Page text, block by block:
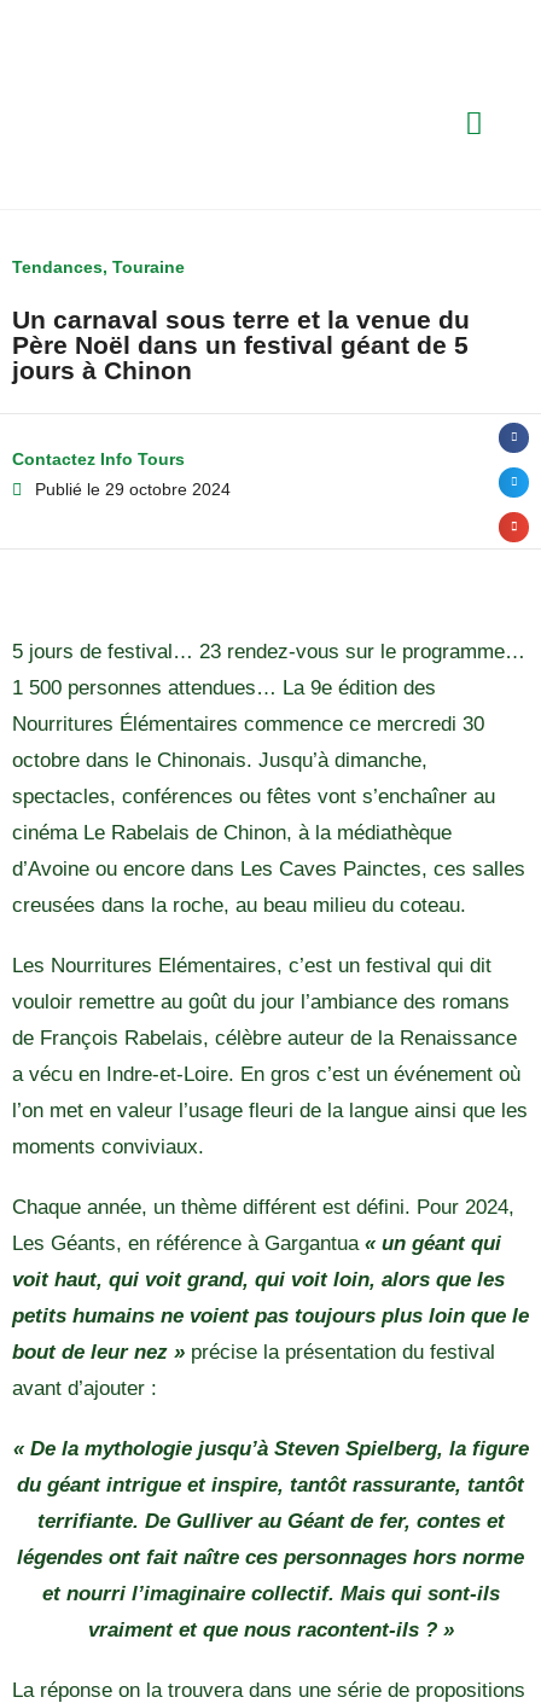
Tendances, Touraine
Un carnaval sous terre et la venue du
Père Noël dans un festival géant de 5
jours à Chinon
Contactez Info Tours
Publié le 29 octobre 2024
5 jours de festival… 23 rendez-vous sur le programme…
1 500 personnes attendues… La 9e édition des
Nourritures Élémentaires commence ce mercredi 30
octobre dans le Chinonais. Jusqu’à dimanche,
spectacles, conférences ou fêtes vont s’enchaîner au
cinéma Le Rabelais de Chinon, à la médiathèque
d’Avoine ou encore dans Les Caves Painctes, ces salles
creusées dans la roche, au beau milieu du coteau.
Les Nourritures Elémentaires, c’est un festival qui dit
vouloir remettre au goût du jour l’ambiance des romans
de François Rabelais, célèbre auteur de la Renaissance
a vécu en Indre-et-Loire. En gros c’est un événement où
l’on met en valeur l’usage fleuri de la langue ainsi que les
moments conviviaux.
Chaque année, un thème différent est défini. Pour 2024,
Les Géants, en référence à Gargantua « un géant qui
voit haut, qui voit grand, qui voit loin, alors que les
petits humains ne voient pas toujours plus loin que le
bout de leur nez » précise la présentation du festival
avant d’ajouter :
« De la mythologie jusqu’à Steven Spielberg, la figure
du géant intrigue et inspire, tantôt rassurante, tantôt
terrifiante. De Gulliver au Géant de fer, contes et
légendes ont fait naître ces personnages hors norme
et nourri l’imaginaire collectif. Mais qui sont-ils
vraiment et que nous racontent-ils ? »
La réponse on la trouvera dans une série de propositions